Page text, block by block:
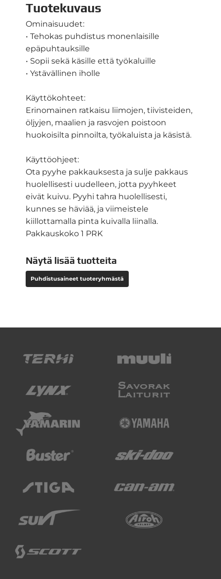
Tuotekuvaus
Ominaisuudet:
• Tehokas puhdistus monenlaisille
epäpuhtauksille
• Sopii sekä käsille että työkaluille
• Ystävällinen iholle
Käyttökohteet:
Erinomainen ratkaisu liimojen, tiivisteiden,
öljyjen, maalien ja rasvojen poistoon
huokoisilta pinnoilta, työkaluista ja käsistä.
Käyttöohjeet:
Ota pyyhe pakkauksesta ja sulje pakkaus
huolellisesti uudelleen, jotta pyyhkeet
eivät kuivu. Pyyhi tahra huolellisesti,
kunnes se häviää, ja viimeistele
kiillottamalla pinta kuivalla liinalla.
Pakkauskoko 1 PRK
Näytä lisää tuotteita
Puhdistusaineet tuoteryhmästä